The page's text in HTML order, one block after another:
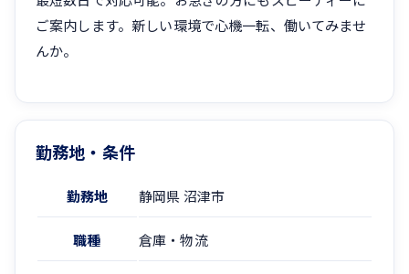
ご案内します。新しい環境で心機一転、働いてみませ
んか。
勤務地・条件
勤務地 静岡県 沼津市
職種 倉庫・物流